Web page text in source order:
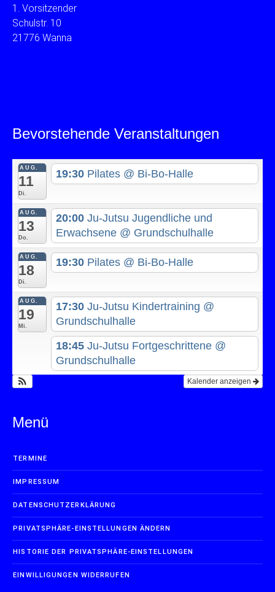
1. Vorsitzender
Schulstr. 10
21776 Wanna
Bevorstehende Veranstaltungen
AUG.
11
Di.
19:30 Pilates @ Bi-Bo-Halle
AUG.
13
Do.
20:00 Ju-Jutsu Jugendliche und
Erwachsene @ Grundschulhalle
AUG.
18
Di.
19:30 Pilates @ Bi-Bo-Halle
AUG.
19
Mi.
17:30 Ju-Jutsu Kindertraining @
Grundschulhalle
18:45 Ju-Jutsu Fortgeschrittene @
Grundschulhalle
Kalender anzeigen
Menü
TERMINE
IMPRESSUM
DATENSCHUTZERKLÄRUNG
PRIVATSPHÄRE-EINSTELLUNGEN ÄNDERN
HISTORIE DER PRIVATSPHÄRE-EINSTELLUNGEN
EINWILLIGUNGEN WIDERRUFEN